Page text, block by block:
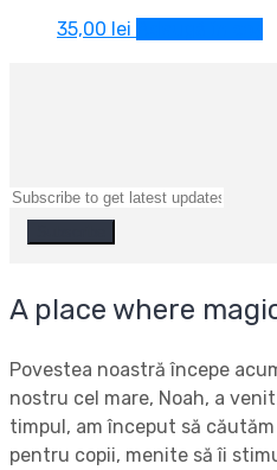
35,00 lei
A place where
Povestea noastră începe
nostru cel mare, Noah, a
timpul, am început să
pentru copii, menite să îi